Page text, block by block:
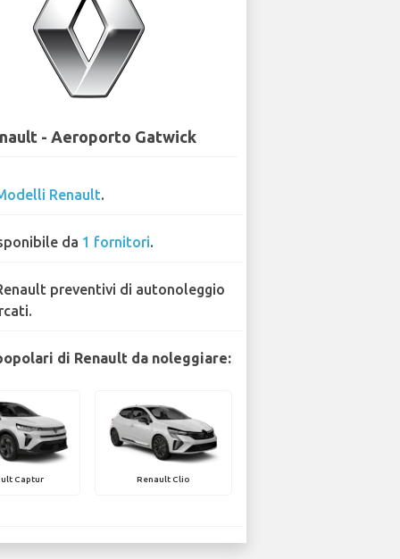
- Aeroporto Gatwick
Renault.
da 1 fornitori.
preventivi di autonoleggio
di Renault da noleggiare:
Captur Renault Clio